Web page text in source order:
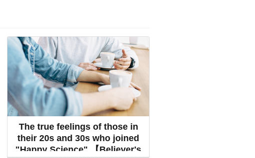
The true feelings of those in
their 20s and 30s who joined
"Happy Science" 【Believer's